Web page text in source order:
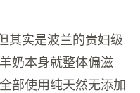
其实是波兰的贵妇级
奶本身就整体偏滋
部使用纯天然无添加